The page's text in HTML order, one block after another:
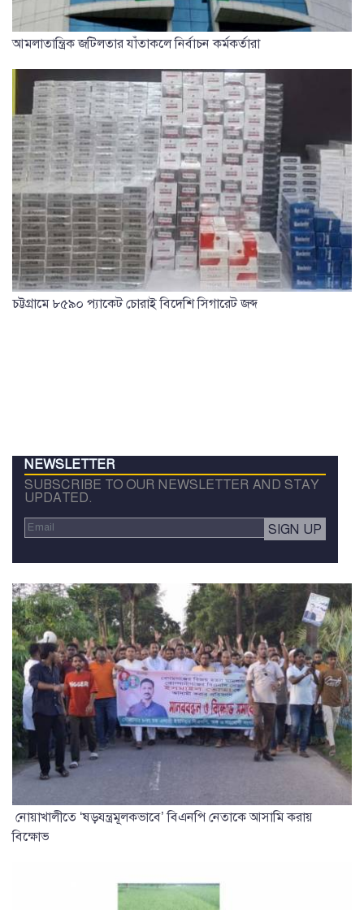
আমলাতান্ত্রিক জটিলতার যাঁতাকলে নির্বাচন কর্মকর্তারা
চট্টগ্রামে ৮৫৯০ প্যাকেট চোরাই বিদেশি সিগারেট জব্দ
NEWSLETTER
SUBSCRIBE TO OUR NEWSLETTER AND STAY
UPDATED.
নোয়াখালীতে ‘ষড়যন্ত্রমূলকভাবে’ বিএনপি নেতাকে আসামি করায়
বিক্ষোভ